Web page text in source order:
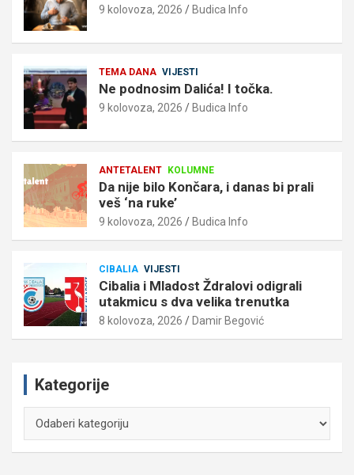
9 kolovoza, 2026 Budica Info
TEMA DANA VIJESTI
Ne podnosim Dalića! I točka.
9 kolovoza, 2026 Budica Info
ANTETALENT KOLUMNE
Da nije bilo Končara, i danas bi prali
veš ‘na ruke’
9 kolovoza, 2026 Budica Info
CIBALIA VIJESTI
Cibalia i Mladost Ždralovi odigrali
utakmicu s dva velika trenutka
8 kolovoza, 2026 Damir Begović
Kategorije